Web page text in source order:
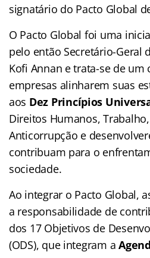
signatário do Pacto Global
O Pacto Global foi uma
pelo então Secretário-Geral
Kofi Annan e trata-se de um
empresas alinharem suas
aos Dez Princípios
Direitos Humanos,
Anticorrupção e
contribuam para o
sociedade.
Ao integrar o Pacto Global,
a responsabilidade de
dos 17 Objetivos de
(ODS), que integram a